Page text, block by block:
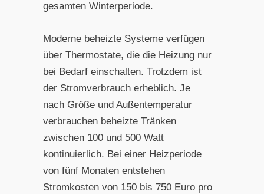
gesamten Winterperiode.
Moderne beheizte Systeme verfügen
über Thermostate, die die Heizung nur
bei Bedarf einschalten. Trotzdem ist
der Stromverbrauch erheblich. Je
nach Größe und Außentemperatur
verbrauchen beheizte Tränken
zwischen 100 und 500 Watt
kontinuierlich. Bei einer Heizperiode
von fünf Monaten entstehen
Stromkosten von 150 bis 750 Euro pro